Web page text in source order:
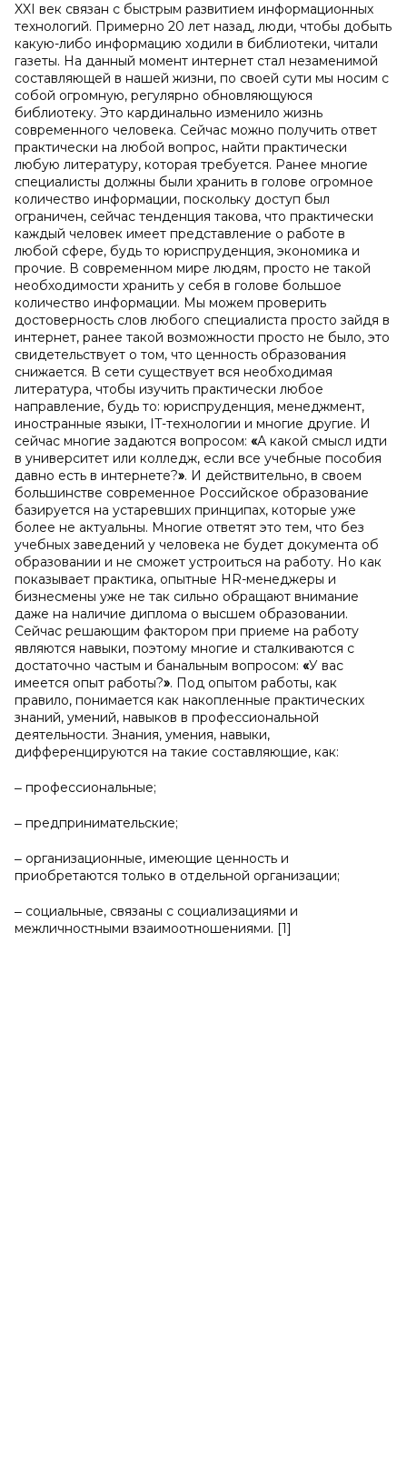
XXI век связан с быстрым развитием информационных
технологий. Примерно 20 лет назад, люди, чтобы добыть
какую-либо информацию ходили в библиотеки, читали
газеты. На данный момент интернет стал незаменимой
составляющей в нашей жизни, по своей сути мы носим с
собой огромную, регулярно обновляющуюся
библиотеку. Это кардинально изменило жизнь
современного человека. Сейчас можно получить ответ
практически на любой вопрос, найти практически
любую литературу, которая требуется. Ранее многие
специалисты должны были хранить в голове огромное
количество информации, поскольку доступ был
ограничен, сейчас тенденция такова, что практически
каждый человек имеет представление о работе в
любой сфере, будь то юриспруденция, экономика и
прочие. В современном мире людям, просто не такой
необходимости хранить у себя в голове большое
количество информации. Мы можем проверить
достоверность слов любого специалиста просто зайдя в
интернет, ранее такой возможности просто не было, это
свидетельствует о том, что ценность образования
снижается. В сети существует вся необходимая
литература, чтобы изучить практически любое
направление, будь то: юриспруденция, менеджмент,
иностранные языки, IT-технологии и многие другие. И
сейчас многие задаются вопросом: «А какой смысл идти
в университет или колледж, если все учебные пособия
давно есть в интернете?». И действительно, в своем
большинстве современное Российское образование
базируется на устаревших принципах, которые уже
более не актуальны. Многие ответят это тем, что без
учебных заведений у человека не будет документа об
образовании и не сможет устроиться на работу. Но как
показывает практика, опытные HR-менеджеры и
бизнесмены уже не так сильно обращают внимание
даже на наличие диплома о высшем образовании.
Сейчас решающим фактором при приеме на работу
являются навыки, поэтому многие и сталкиваются с
достаточно частым и банальным вопросом: «У вас
имеется опыт работы?». Под опытом работы, как
правило, понимается как накопленные практических
знаний, умений, навыков в профессиональной
деятельности. Знания, умения, навыки,
дифференцируются на такие составляющие, как:
‒ профессиональные;
‒ предпринимательские;
‒ организационные, имеющие ценность и
приобретаются только в отдельной организации;
‒ социальные, связаны с социализациями и
межличностными взаимоотношениями. [1]